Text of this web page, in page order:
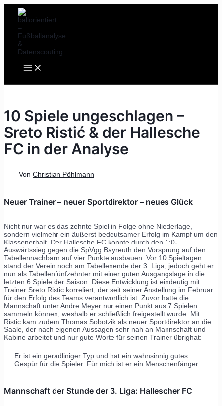
Zum
Inhalt
springen
MENU
10 Spiele ungeschlagen –
Sreto Ristić & der Hallesche
FC in der Analyse
Von Christian Pöhlmann
Neuer Trainer – neuer Sportdirektor – neues Glück
Nicht nur war es das zehnte Spiel in Folge ohne Niederlage,
sondern vielmehr ein äußerst bedeutsamer Erfolg im Kampf um den
Klassenerhalt. Der Hallesche FC konnte durch den 1:0-
Auswärtssieg gegen die SpVgg Bayreuth den Vorsprung auf den
Tabellennachbarn auf vier Punkte ausbauen. Vor 10 Spieltagen
stand der Verein noch am Tabellenende der 3. Liga, jedoch geht er
nun als Tabellenfünfzehnter mit einer guten Ausgangslage in die
letzten 6 Spiele der Saison. Diese Entwicklung ist eindeutig mit
Trainer Sreto Ristic korreliert, der seit seiner Anstellung im Februar
für den Erfolg des Teams verantwortlich ist. Zuvor hatte die
Mannschaft unter Andre Meyer nur einen Punkt aus 7 Spielen
sammeln können, weshalb er schließlich freigestellt wurde. Mit
Ristic kam zudem Thomas Sobotzik als neuer Sportdirektor an die
Saale, der nach eigenen Aussagen sehr nah an Mannschaft und
Kabine arbeitet und nur gute Worte für seinen Trainer übrighat:
Er ist ein geradliniger Typ und hat ein wahnsinnig gutes
Gespür für die Spieler. Für mich ist er ein Menschenfänger.
Mannschaft der Stunde der 3. Liga: Hallescher FC
Post
navigation